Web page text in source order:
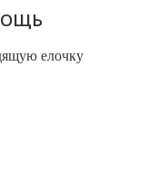
елочку